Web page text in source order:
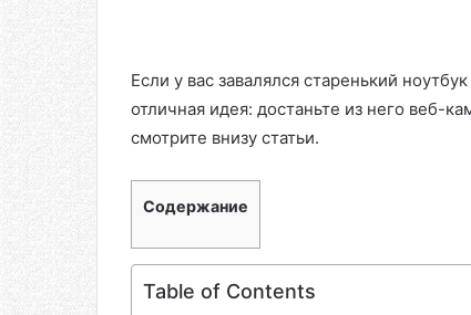
Если у вас завалялся старенький
отличная идея: достаньте из него веб-
смотрите внизу статьи.
Содержание
Table of Contents